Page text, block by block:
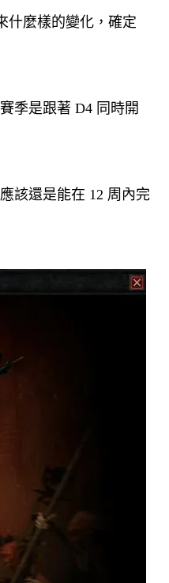
什麼樣的變化，確定
季是跟著 D4 同時開
該還是能在 12 周內完